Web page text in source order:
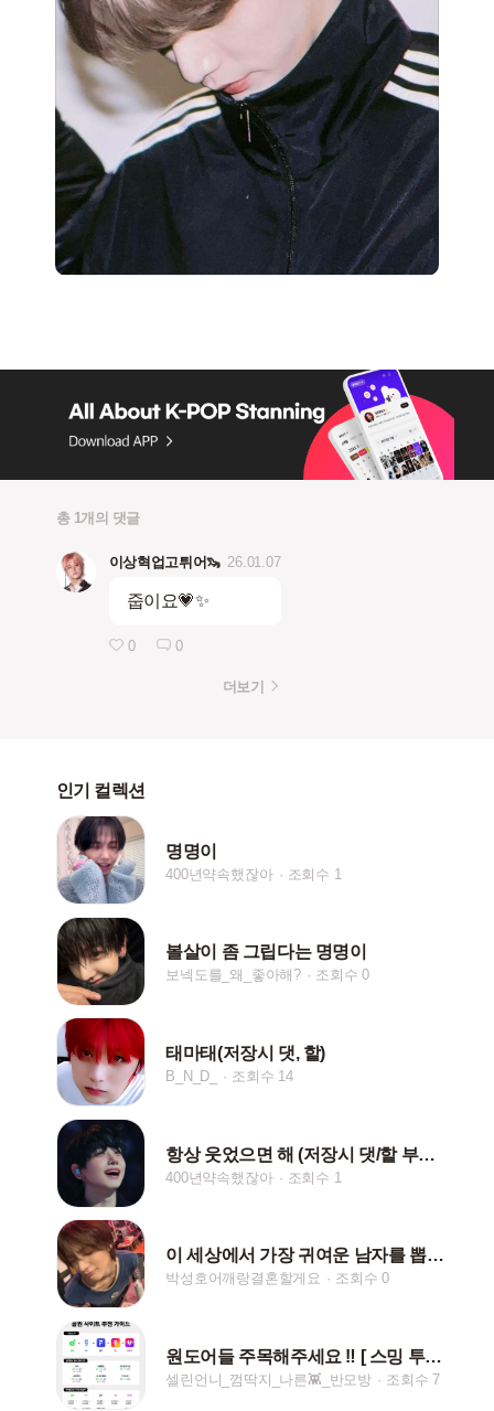
총 1개의 댓글
이상혁업고튀어🦦 26.01.07
줍이요💗✨
0 0
더보기
인기 컬렉션
명명이
400년약속했잖아 조회수 1
볼살이 좀 그립다는 명명이
보넥도를_왜_좋아해? 조회수 0
태마태(저장시 댓, 핱)
B_N_D_ 조회수 14
항상 웃었으면 해 (저장시 댓/핱 부탁드려요)
400년약속했잖아 조회수 1
이 세상에서 가장 귀여운 남자를 뽑으면 박성호야
박성호어깨랑결혼할게요 조회수 0
원도어들 주목해주세요 ‼️ [ 스밍 투표 ]
셀린언니_껌딱지_나른👾_반모방 조회수 7